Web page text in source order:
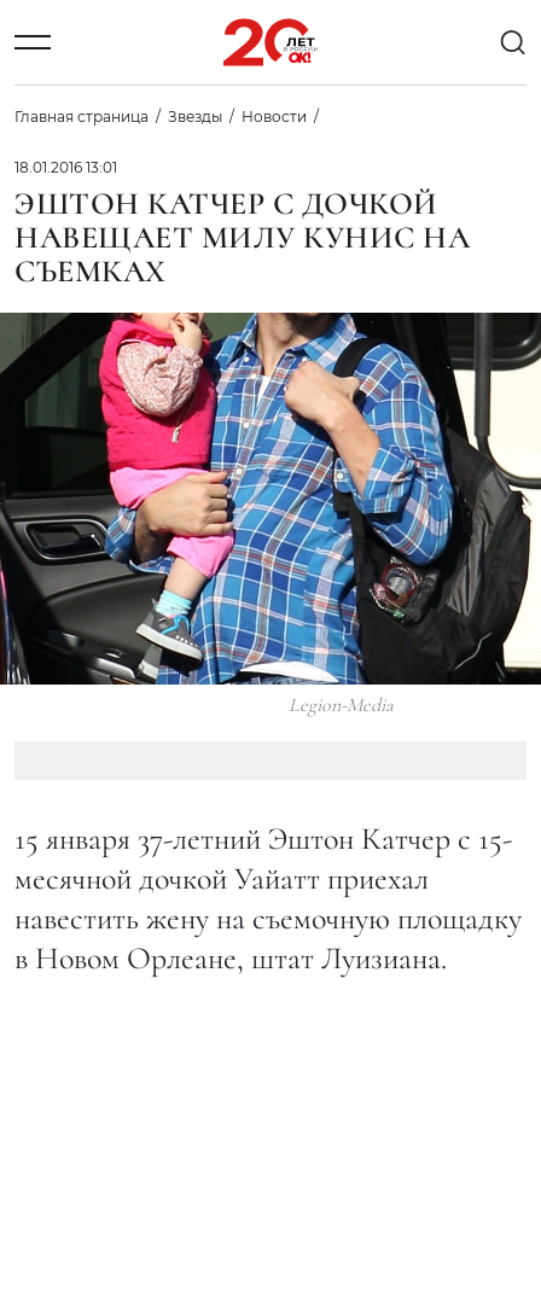
Главная страница Звезды Новости
18.01.2016 13:01
ЭШТОН КАТЧЕР С ДОЧКОЙ
НАВЕЩАЕТ МИЛУ КУНИС НА
СЪЕМКАХ
Legion-Media
15 января 37-летний Эштон Катчер с 15-
месячной дочкой Уайатт приехал
навестить жену на съемочную площадку
в Новом Орлеане, штат Луизиана.